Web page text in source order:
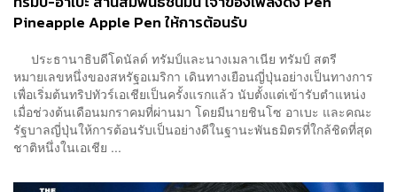
Pineapple Apple Pen ให้การต้อนรับ
ประธานาธิบดีโดนัลด์ ทรัมป์และนางเมลาเนีย ทรัมป์ สตรี
หมายเลขหนึ่งของสหรัฐอเมริกา เดินทางเยือนญี่ปุ่นอย่างเป็นทางการ
เพื่อเริ่มต้นทริปทัวร์เอเชียเป็นครั้งแรกแล้ว นับตั้งแต่เข้ารับตำแหน่ง
เมื่อช่วงต้นเดือนมกราคมที่ผ่านมา โดยมีนายชินโซ อาเบะ และคณะ
รัฐบาลญี่ปุ่นให้การต้อนรับเป็นอย่างดีในฐานะพันธมิตรที่ใกล้ชิดที่สุด
ชาติหนึ่งในเอเชีย ...